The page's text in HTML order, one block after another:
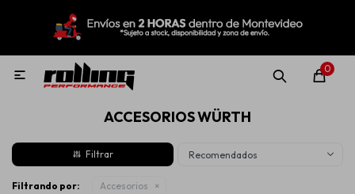
0

ACCESORIOS WÜRTH
Recomendados
Filtrando por: Accesorios
MI CUENTA
Nuevo! Rolling Repuestos
Llantas